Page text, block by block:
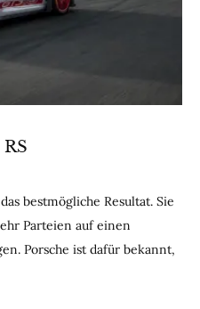
bestmögliche Resultat. Sie
Parteien auf einen
Porsche ist dafür bekannt,